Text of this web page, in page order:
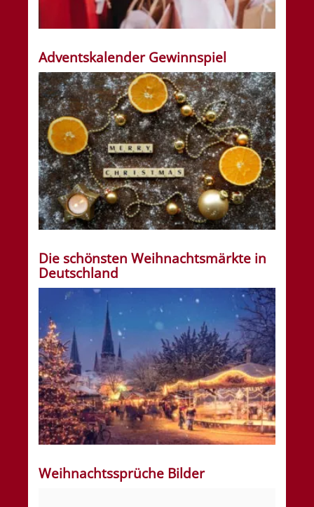
Adventskalender Gewinnspiel
Die schönsten Weihnachtsmärkte in
Deutschland
Weihnachtssprüche Bilder